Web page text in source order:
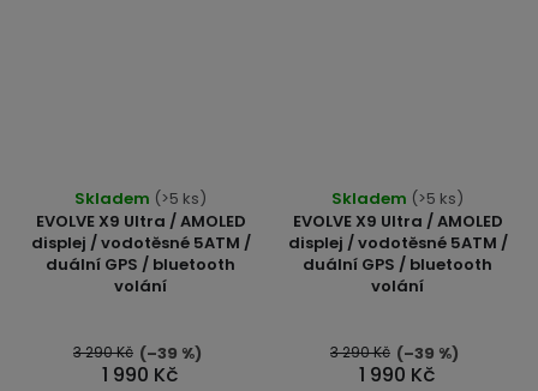
EVOLVE X9 Ultra / AMOLED
displej / vodotěsné 5ATM /
duální GPS / bluetooth
volání
Skladem (>5 ks)
1 990 Kč
3 290 Kč (–39 %)
EVOLVE X9 Ultra / AMOLED
displej / vodotěsné 5ATM /
duální GPS / bluetooth
volání
Skladem (>5 ks)
1 990 Kč
3 290 Kč (–39 %)